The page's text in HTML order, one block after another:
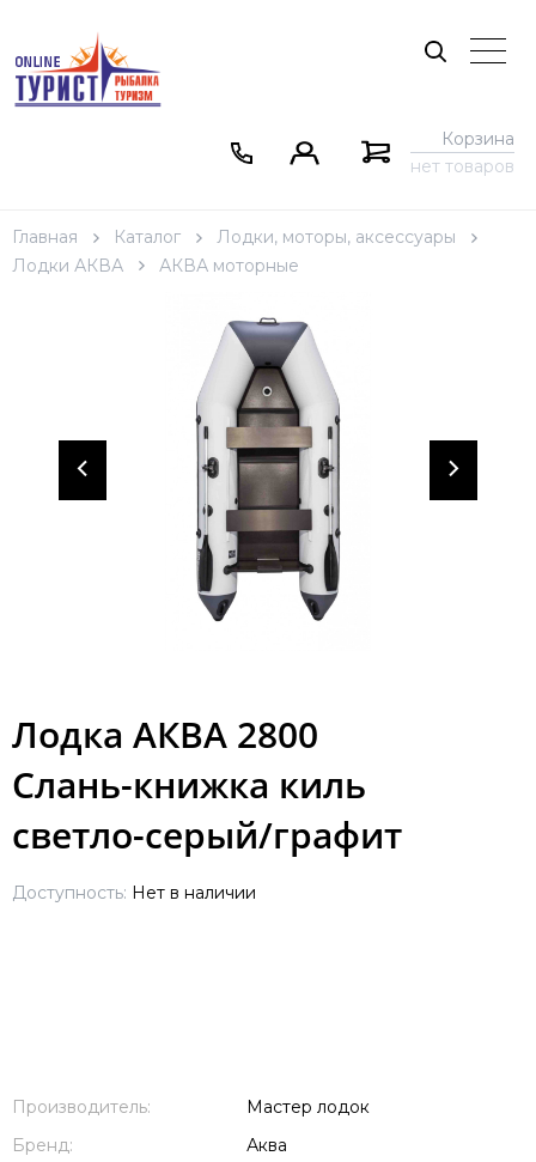
Корзина
нет товаров
Главная Каталог
Лодки, моторы, аксессуары
Лодки АКВА
АКВА моторные
Лодка АКВА 2800
Слань-книжка киль
светло-серый/графит
Доступность: Нет в наличии
Производитель:
Мастер лодок
Бренд:
Аква